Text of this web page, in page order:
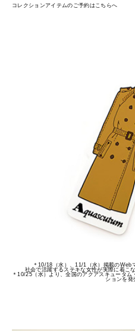
コレクションアイテムのご予約はこちらへ
＊10/18（水）、11/1（水）掲載のWeb
社会で活躍するステキな女性が実際に着こ
＊10/25（水）より、全国のアクアスキュータ
ションを発